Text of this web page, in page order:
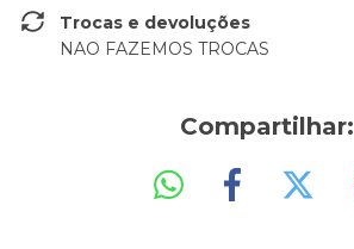
Trocas e devoluções
NAO FAZEMOS TROCAS
Compartilhar: